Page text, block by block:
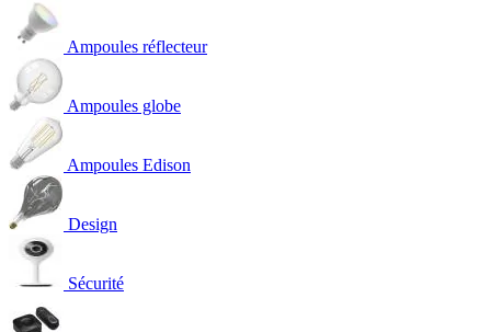
Ampoules réflecteur
Ampoules globe
Ampoules Edison
Design
Sécurité